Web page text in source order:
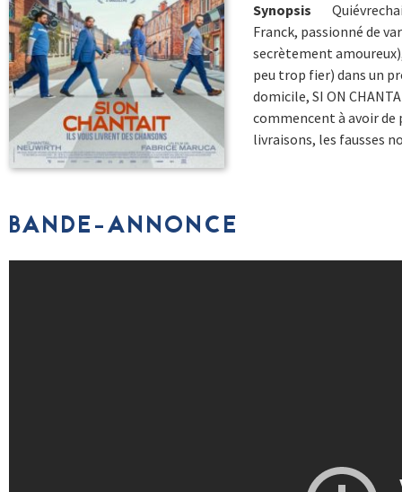
Synopsis
Franck, passionné de
secrètement
peu trop fier) dans un
domicile, SI ON
commencent à avoir de
livraisons, les fausses
BANDE-ANNONCE